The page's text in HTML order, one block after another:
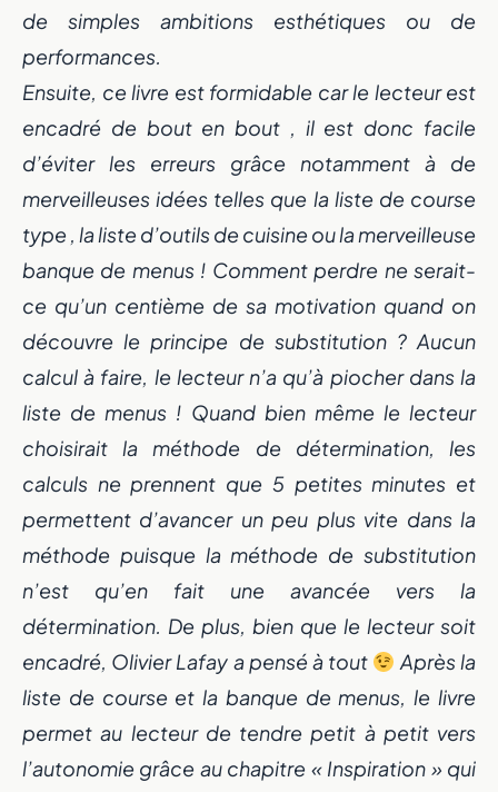
de simples ambitions esthétiques ou de
performances.
Ensuite, ce livre est formidable car le lecteur est
encadré de bout en bout , il est donc facile
d’éviter les erreurs grâce notamment à de
merveilleuses idées telles que la liste de course
type , la liste d’outils de cuisine ou la merveilleuse
banque de menus ! Comment perdre ne serait-
ce qu’un centième de sa motivation quand on
découvre le principe de substitution ? Aucun
calcul à faire, le lecteur n’a qu’à piocher dans la
liste de menus ! Quand bien même le lecteur
choisirait la méthode de détermination, les
calculs ne prennent que 5 petites minutes et
permettent d’avancer un peu plus vite dans la
méthode puisque la méthode de substitution
n’est qu’en fait une avancée vers la
détermination. De plus, bien que le lecteur soit
encadré, Olivier Lafay a pensé à tout
Après la
liste de course et la banque de menus, le livre
permet au lecteur de tendre petit à petit vers
l’autonomie grâce au chapitre « Inspiration » qui